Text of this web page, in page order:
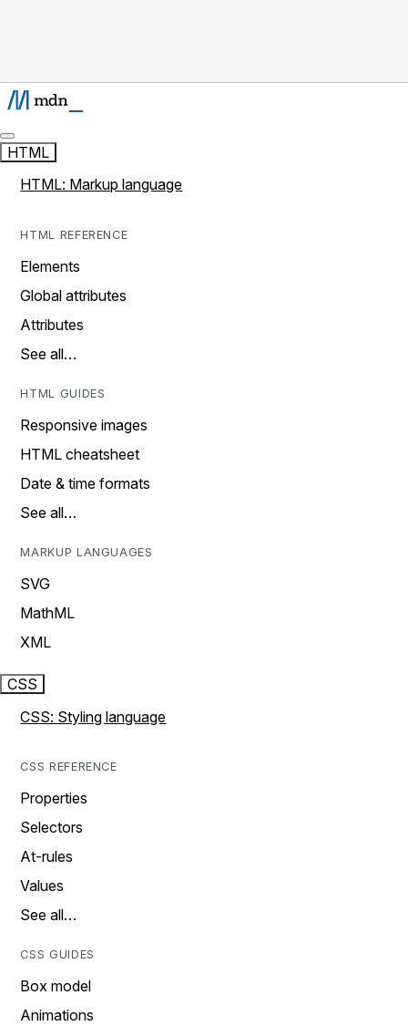
HTML
HTML: Markup language
HTML REFERENCE
Elements
Global attributes
Attributes
See all…
HTML GUIDES
Responsive images
HTML cheatsheet
Date & time formats
See all…
MARKUP LANGUAGES
SVG
MathML
XML
CSS
CSS: Styling language
CSS REFERENCE
Properties
Selectors
At-rules
Values
See all…
CSS GUIDES
Box model
Animations